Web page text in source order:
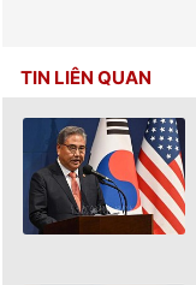
TIN LIÊN QUAN